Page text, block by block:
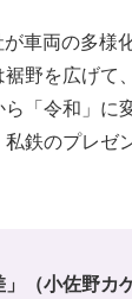
車両の多様
野を広げて
ら「令和」に
鉄のプレゼ
」（小佐野カ